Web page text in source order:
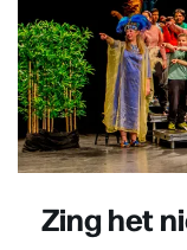
Zing het